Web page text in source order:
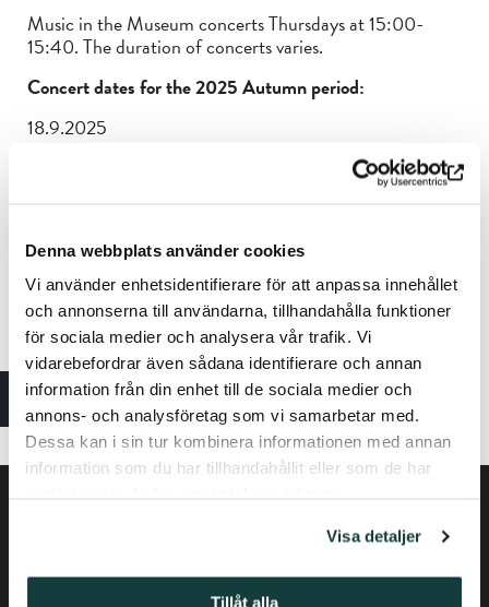
Denna webbplats använder cookies
Vi använder enhetsidentifierare för att anpassa innehållet
och annonserna till användarna, tillhandahålla funktioner
för sociala medier och analysera vår trafik. Vi
vidarebefordrar även sådana identifierare och annan
information från din enhet till de sociala medier och
annons- och analysföretag som vi samarbetar med.
Dessa kan i sin tur kombinera informationen med annan
information som du har tillhandahållit eller som de har
Visa detaljer
Tillåt alla
Music in the Museum concerts Thursdays at 15:00-
15:40. The duration of concerts varies.
Concert dates for the 2025 Autumn period:
18.9.2025
23.10.2025
6.11.2025
20.11.2025
4.12.2025
18.12.2025